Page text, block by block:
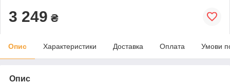
3 249 ₴
Опис Характеристики Доставка Оплата Умови
Опис